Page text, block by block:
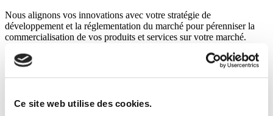
Ce site web utilise des cookies.
Nous alignons vos innovations avec votre stratégie de
développement et la réglementation du marché pour pérenniser la
commercialisation de vos produits et services sur votre marché.
Contactez-nous
Trouvez votre expert en MedTech
Voir tous les experts